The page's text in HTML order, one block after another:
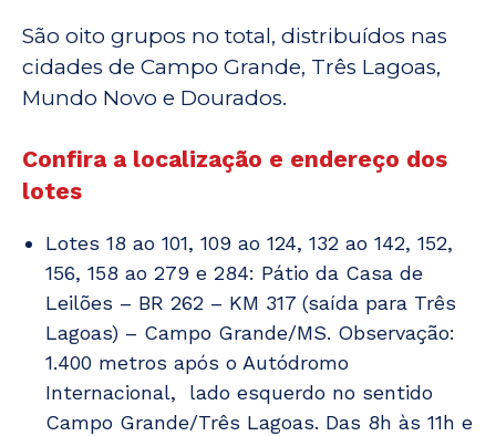
São oito grupos no total, distribuídos nas
cidades de Campo Grande, Três Lagoas,
Mundo Novo e Dourados.
Confira a localização e endereço dos
lotes
Lotes 18 ao 101, 109 ao 124, 132 ao 142, 152,
156, 158 ao 279 e 284: Pátio da Casa de
Leilões – BR 262 – KM 317 (saída para Três
Lagoas) – Campo Grande/MS. Observação:
1.400 metros após o Autódromo
Internacional, lado esquerdo no sentido
Campo Grande/Três Lagoas. Das 8h às 11h e